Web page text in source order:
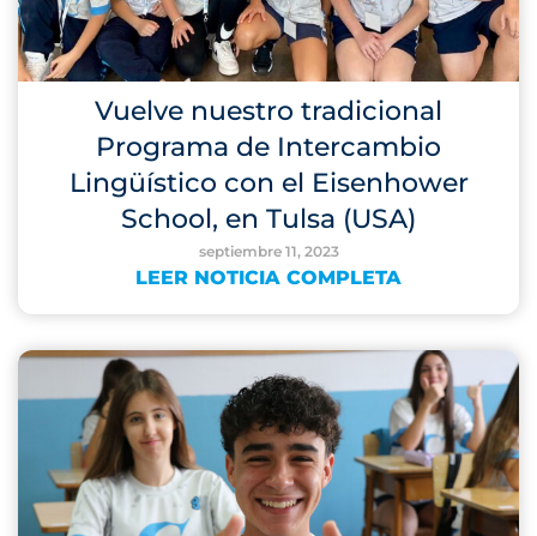
Vuelve nuestro tradicional
Programa de Intercambio
Lingüístico con el Eisenhower
School, en Tulsa (USA)
septiembre 11, 2023
LEER NOTICIA COMPLETA